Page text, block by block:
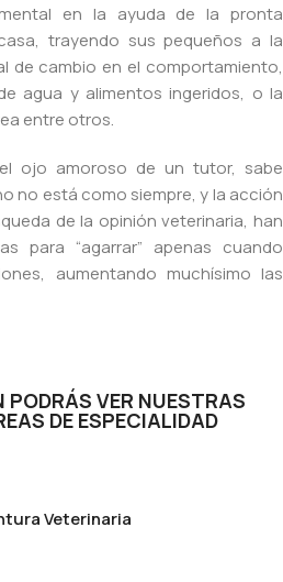
en la ayuda de la pronta
trayendo sus pequeños a la
de cambio en el comportamiento,
agua y alimentos ingeridos, o la
entre otros.
ojo amoroso de un tutor, sabe
no está como siempre, y la acción
de la opinión veterinaria, han
para “agarrar” apenas cuando
aumentando muchísimo las
VER NUESTRAS
DE ESPECIALIDAD
Veterinaria